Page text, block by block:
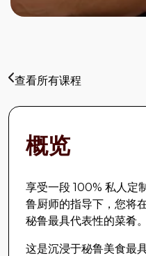
查看所有课程
概览
享受一段 100% 私人定
鲁厨师的指导下，您将
秘鲁最具代表性的菜肴。
这是沉浸于秘鲁美食最